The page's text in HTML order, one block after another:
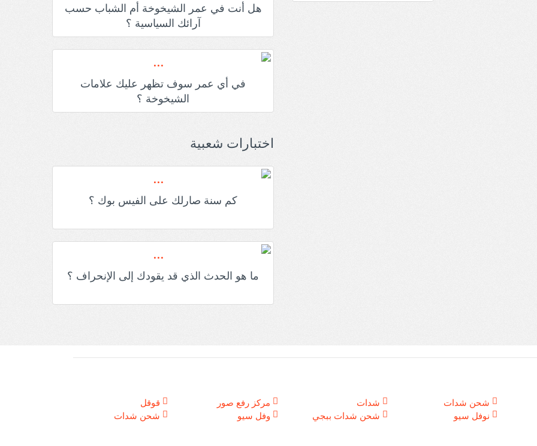
هل أنت في عمر الشيخوخة أم الشباب حسب
آرائك السياسية ؟
في أي عمر سوف تظهر عليك علامات
الشيخوخة ؟
اختبارات شعبية
كم سنة صارلك على الفيس بوك ؟
ما هو الحدث الذي قد يقودك إلى الإنحراف ؟
قوقل
شحن شدات
مركز رفع صور
وفل سيو
شدات
شحن شدات ببجي
شحن شدات
نوفل سيو